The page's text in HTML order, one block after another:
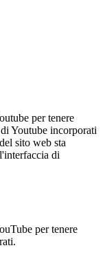
per tenere
Youtube incorporati
sito web sta
di
per tenere